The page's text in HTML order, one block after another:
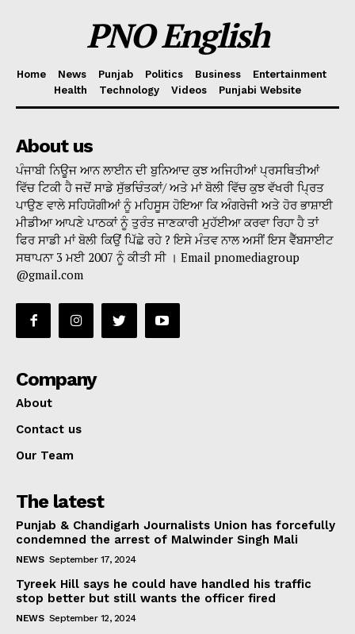
PNO English
Home News Punjab Politics Business
Entertainment
Health
Technology Videos Punjabi Website
About us
ਪੰਜਾਬੀ ਨਿਊਜ ਆਨ ਲਾਈਨ ਦੀ ਬੁਨਿਆਦ ਕੁਝ ਅਜਿਹੀਆਂ ਪ੍ਰਸਥਿਤੀਆਂ
ਵਿੱਚ ਟਿਕੀ ਹੈ ਜਦੋਂ ਸਾਡੇ ਸੁੱਭਚਿੰਤਕਾਂ/ ਅਤੇ ਮਾਂ ਬੋਲੀ ਵਿੱਚ ਕੁਝ ਵੱਖਰੀ ਪ੍ਰਿਤ
ਪਾਉਣ ਵਾਲੇ ਸਹਿਯੋਗੀਆਂ ਨੂੰ ਮਹਿਸੂਸ ਹੋਇਆ ਕਿ ਅੰਗਰੇਜੀ ਅਤੇ ਹੋਰ ਭਾਸ਼ਾਈ
ਮੀਡੀਆ ਆਪਣੇ ਪਾਠਕਾਂ ਨੂੰ ਤੁਰੰਤ ਜਾਣਕਾਰੀ ਮੁਹੱਈਆ ਕਰਵਾ ਰਿਹਾ ਹੈ ਤਾਂ
ਫਿਰ ਸਾਡੀ ਮਾਂ ਬੋਲੀ ਕਿਉਂ ਪਿੱਛੇ ਰਹੇ ? ਇਸੇ ਮੰਤਵ ਨਾਲ ਅਸੀਂ ਇਸ ਵੈੱਬਸਾਈਟ
ਸਥਾਪਨਾ 3 ਮਈ 2007 ਨੂੰ ਕੀਤੀ ਸੀ । Email pnomediagroup
@gmail.com
Company
About
Contact us
Our Team
The latest
Punjab & Chandigarh Journalists Union has forcefully
condemned the arrest of Malwinder Singh Mali
NEWS September 17, 2024
Tyreek Hill says he could have handled his traffic
stop better but still wants the officer fired
NEWS September 12, 2024